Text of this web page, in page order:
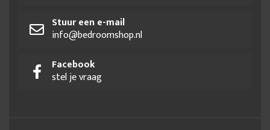
Stuur een e-mail
info@bedroomshop.nl
Facebook
stel je vraag